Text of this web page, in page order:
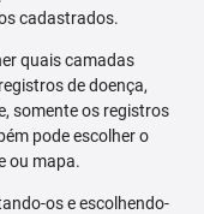
cadastrados.
quais camadas
de doença,
somente os registros
pode escolher o
ou mapa.
os e escolhendo-